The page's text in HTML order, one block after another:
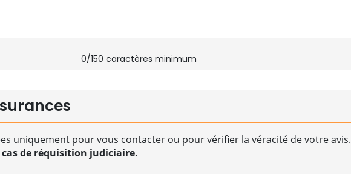
0/150 caractères minimum
uniquement pour vous contacter ou pour vérifier la véracité de votre avis.
de réquisition judiciaire.